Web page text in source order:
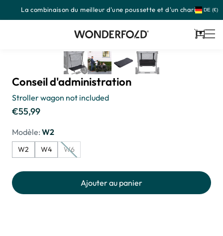
Passer
au
La combinaison du meilleur d'une poussette et d'un chariot DE (€)
Conseil d'administration
Stroller wagon not included
Prix
€55,99
Modèle: W2
W2 W4 W6
Ajouter au panier